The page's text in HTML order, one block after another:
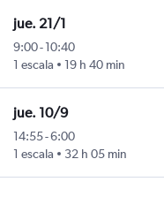
jue. 21/1
9:00-10:40
1 escala
19 h 40 min
jue. 10/9
14:55-6:00
1 escala
32 h 05 min